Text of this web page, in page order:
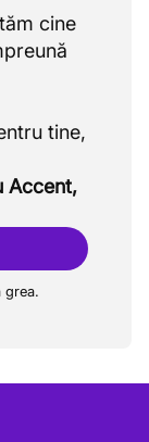
cine
tine,
Accent,
grea.